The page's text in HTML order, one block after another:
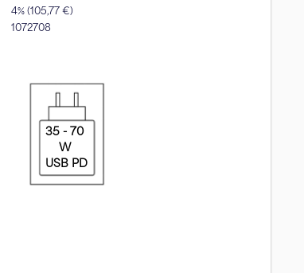
4% (105,77 €)
1072708
35 - 70
W
USB PD